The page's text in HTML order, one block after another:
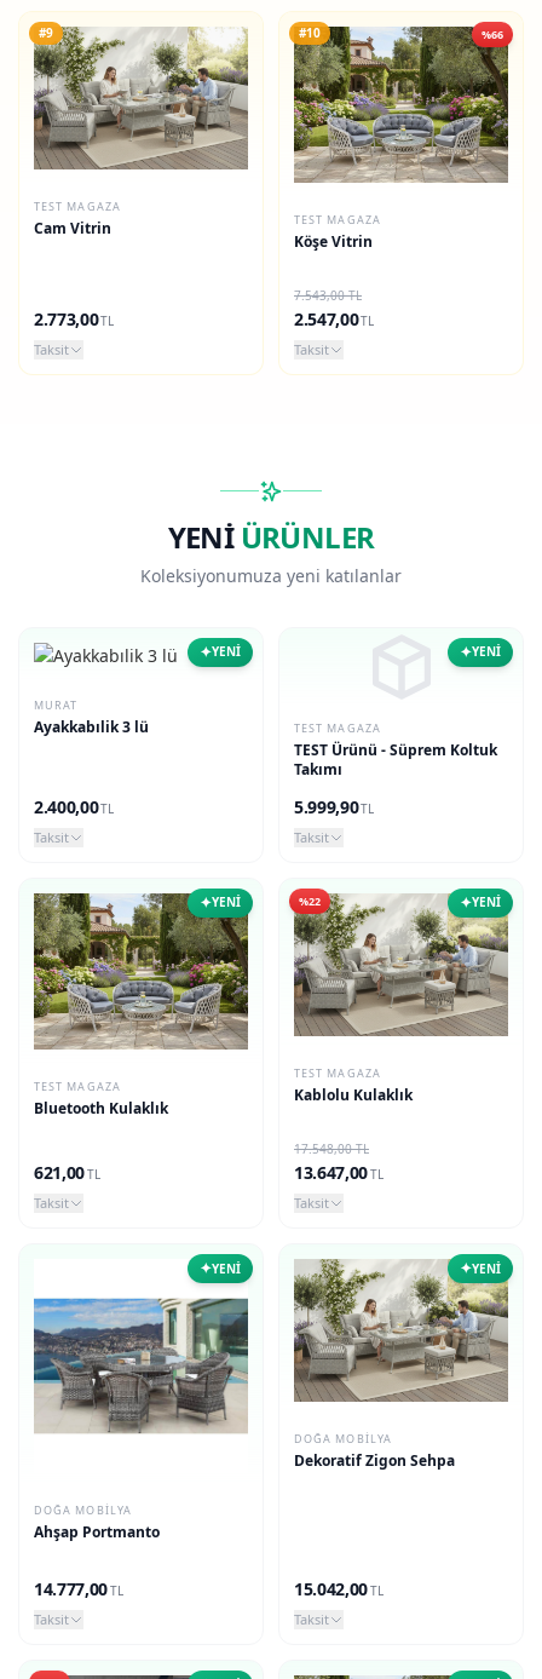
#9
TEST MAGAZA
Cam Vitrin
2.773,00TL
Taksit
#10 %66
TEST MAGAZA
Köşe Vitrin
7.543,00 TL
2.547,00TL
Taksit
YENİ ÜRÜNLER
Koleksiyonumuza yeni katılanlar
✦YENİ
MURAT
Ayakkabılik 3 lü
2.400,00TL
Taksit
✦YENİ
TEST MAGAZA
TEST Ürünü - Süprem Koltuk
Takımı
5.999,90TL
Taksit
✦YENİ
TEST MAGAZA
Bluetooth Kulaklık
621,00TL
Taksit
✦YENİ
%22
TEST MAGAZA
Kablolu Kulaklık
17.548,00 TL
13.647,00TL
Taksit
✦YENİ
DOĞA MOBILYA
Ahşap Portmanto
14.777,00TL
Taksit
✦YENİ
DOĞA MOBILYA
Dekoratif Zigon Sehpa
15.042,00TL
Taksit